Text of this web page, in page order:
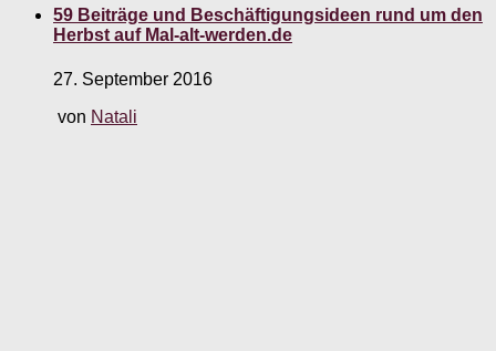
59 Beiträge und Beschäftigungsideen rund um den
Herbst auf Mal-alt-werden.de
27. September 2016
von Natali